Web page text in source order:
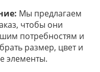
Мы предлагаем
чтобы они
потребностям и
размер, цвет и
элементы.